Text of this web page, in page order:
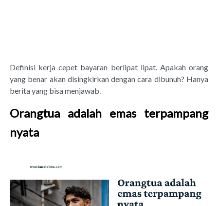
Definisi kerja cepet bayaran berlipat lipat. Apakah orang
yang benar akan disingkirkan dengan cara dibunuh? Hanya
berita yang bisa menjawab.
Orangtua adalah emas terpampang
nyata